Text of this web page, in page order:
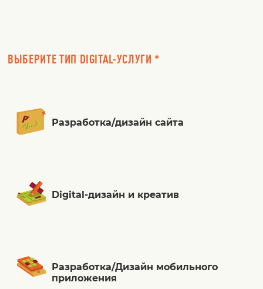
ВЫБЕРИТЕ ТИП DIGITAL-УСЛУГИ *
Разработка/дизайн сайта
Digital-дизайн и креатив
Разработка/Дизайн мобильного
приложения